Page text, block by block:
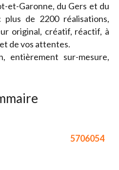
et-Garonne, du Gers et du
plus de 2200 réalisations,
original, créatif, réactif, à
de vos attentes.
entièrement sur-mesure,
5706054